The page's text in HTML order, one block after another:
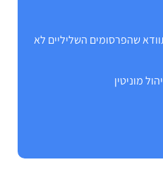
שהפרסומים השליליים לא
מוניטין